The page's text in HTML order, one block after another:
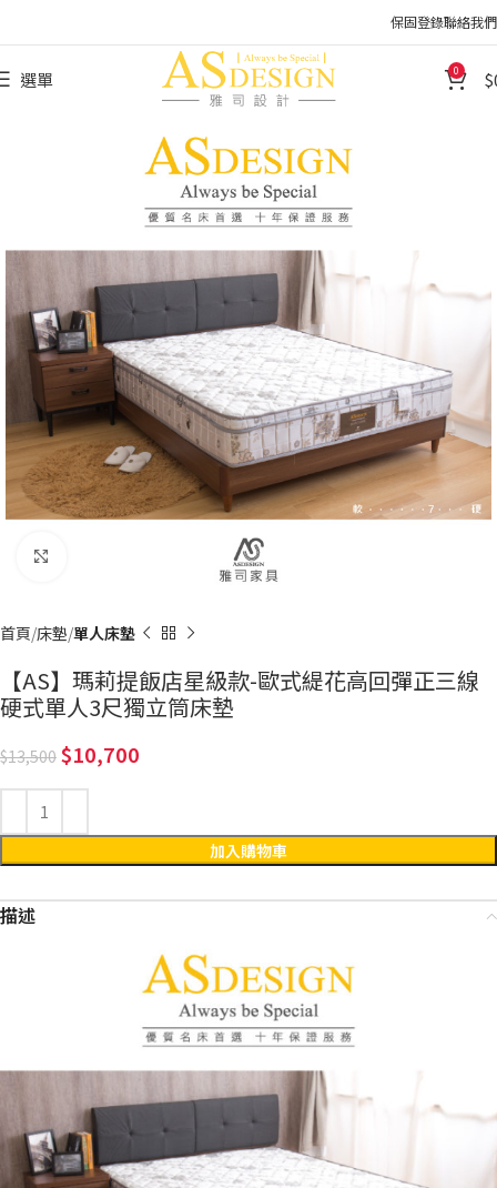
保固登錄聯絡我們
選單 0
首頁 床墊 單人床墊
【AS】瑪莉提飯店星級款-歐式緹花高回彈正三線
硬式單人3尺獨立筒床墊
13,500 10,700
加入購物車
描述